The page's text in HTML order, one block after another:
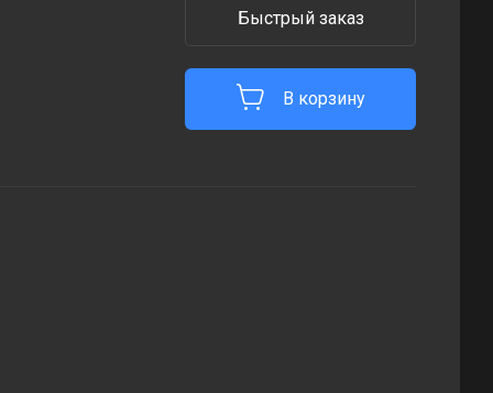
В корзину
Быстрый заказ